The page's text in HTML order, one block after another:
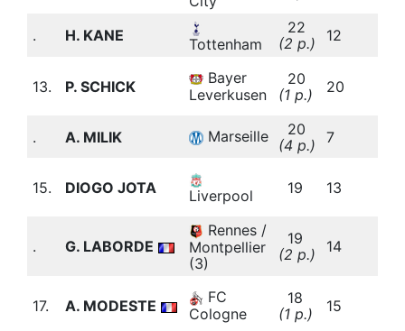
. H. KANE Tottenham
22
(2 p.)
12
13. P. SCHICK
Bayer
Leverkusen
20
(1 p.)
20
.
A. MILIK Marseille
20
(4 p.)
7
15. DIOGO JOTA Liverpool 19 13
. G. LABORDE
Rennes /
Montpellier
(3)
19
(2 p.)
14
17. A. MODESTE
FC
Cologne
18
(1 p.)
15